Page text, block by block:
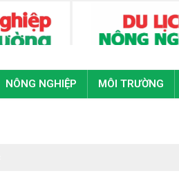
NÔNG NGHIỆP MÔI TRƯỜNG